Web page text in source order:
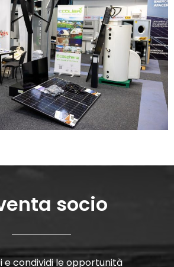
socio
e condividi le opportunità